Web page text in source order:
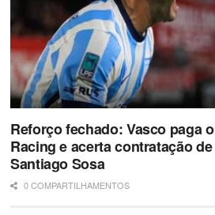
Reforço fechado: Vasco paga o
Racing e acerta contratação de
Santiago Sosa
0 COMPARTILHAMENTOS